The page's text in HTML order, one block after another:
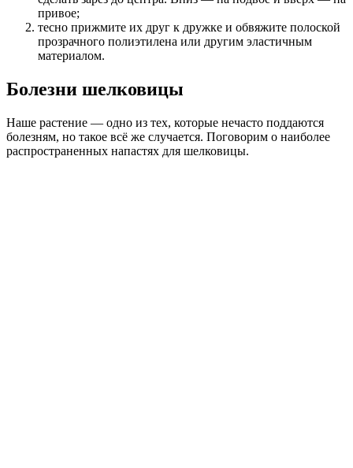
привое;
тесно прижмите их друг к дружке и обвяжите полоской
прозрачного полиэтилена или другим эластичным
материалом.
Болезни шелковицы
Наше растение — одно из тех, которые нечасто поддаются
болезням, но такое всё же случается. Поговорим о наиболее
распространенных напастях для шелковицы.